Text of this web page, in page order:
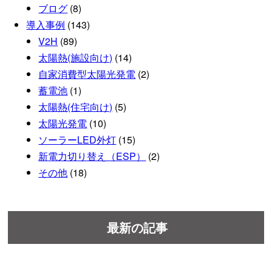
ブログ (8)
導入事例 (143)
V2H (89)
太陽熱(施設向け) (14)
自家消費型太陽光発電 (2)
蓄電池 (1)
太陽熱(住宅向け) (5)
太陽光発電 (10)
ソーラーLED外灯 (15)
新電力切り替え（ESP）
(2)
その他 (18)
最新の記事